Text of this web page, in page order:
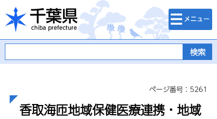
千葉県
検索・メニュ
ー
ページ番号：5261
香取海匝地域保健医療連携・地域